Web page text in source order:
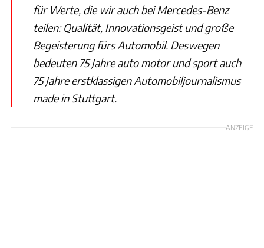
für Werte, die wir auch bei Mercedes-Benz
teilen: Qualität, Innovationsgeist und große
Begeisterung fürs Automobil. Deswegen
bedeuten 75 Jahre auto motor und sport auch
75 Jahre erstklassigen Automobiljournalismus
made in Stuttgart.
ANZEIGE